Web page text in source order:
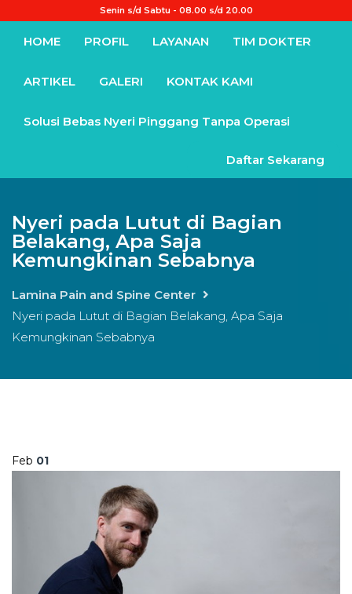
Senin s/d Sabtu - 08.00 s/d 20.00
HOME PROFIL LAYANAN TIM DOKTER
ARTIKEL GALERI KONTAK KAMI
Solusi Bebas Nyeri Pinggang Tanpa Operasi
Daftar Sekarang
Nyeri pada Lutut di Bagian
Belakang, Apa Saja
Kemungkinan Sebabnya
Lamina Pain and Spine Center
Nyeri pada Lutut di Bagian Belakang, Apa Saja
Kemungkinan Sebabnya
Feb 01